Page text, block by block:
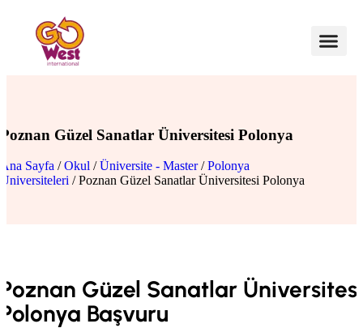
Poznan Güzel Sanatlar Üniversitesi Polonya
Ana Sayfa /Okul /Üniversite - Master/Polonya
Üniversiteleri / Poznan Güzel Sanatlar Üniversitesi Polonya
Poznan Güzel Sanatlar Üniversitesi
Polonya Başvuru